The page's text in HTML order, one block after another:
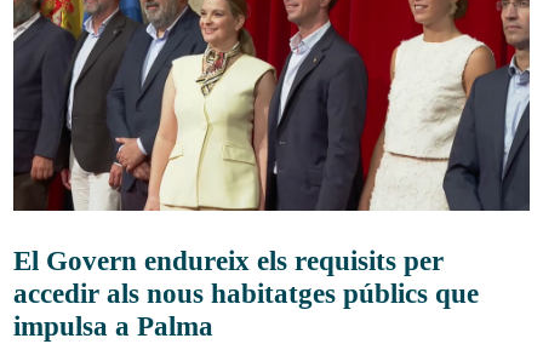
El Govern endureix els requisits per
accedir als nous habitatges públics que
impulsa a Palma